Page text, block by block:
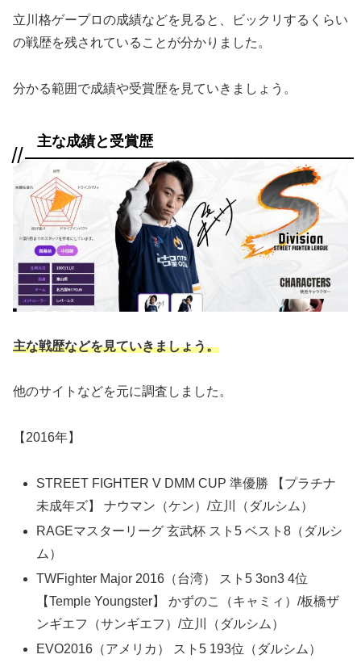
立川格ゲープロの成績などを見ると、ビックリするくらい
の戦歴を残されていることが分かりました。
分かる範囲で成績や受賞歴を見ていきましょう。
主な成績と受賞歴
主な戦歴などを見ていきましょう。
他のサイトなどを元に調査しました。
【2016年】
STREET FIGHTER V DMM CUP 準優勝 【プラチナ
未成年ズ】 ナウマン（ケン）/立川（ダルシム）
RAGEマスターリーグ 玄武杯 スト5 ベスト8（ダルシ
ム）
TWFighter Major 2016（台湾） スト5 3on3 4位
【Temple Youngster】 かずのこ（キャミィ）/板橋ザ
ンギエフ（サンギエフ）/立川（ダルシム）
EVO2016（アメリカ） スト5 193位（ダルシム）